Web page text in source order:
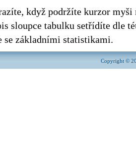
když podržíte kurzor myši
sloupce tabulku setřídíte dle
se základními statistikami.
Copyright ©